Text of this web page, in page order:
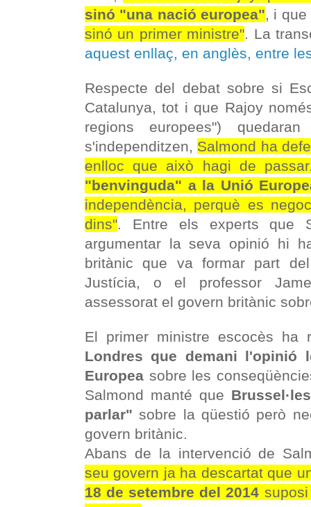
sinó "una nació europea", i que
sinó un primer ministre". La
aquest enllaç, en anglès, entre
Respecte del debat sobre si
Catalunya, tot i que Rajoy
regions europees")
s'independitzen, Salmond ha
enlloc que això hagi de
"benvinguda" a la Unió
independència, perquè es
dins". Entre els experts que
argumentar la seva opinió hi
britànic que va formar part
Justícia, o el professor
assessorat el govern britànic
El primer ministre escocès ha
Londres que demani l'opinió
Europea sobre les
Salmond manté que
parlar" sobre la qüestió però
govern britànic.
Abans de la intervenció de
seu govern ja ha descartat que
18 de setembre del 2014